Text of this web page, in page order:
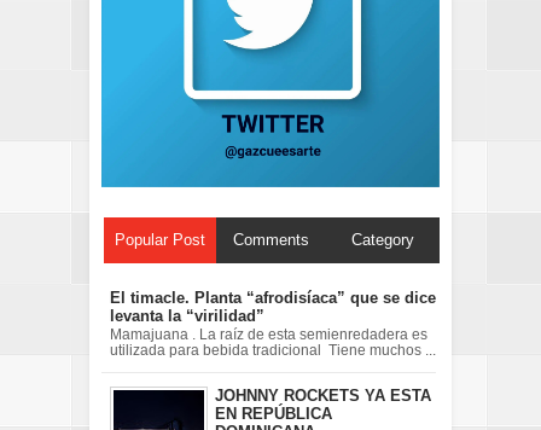
Popular Post Comments Category
El timacle. Planta “afrodisíaca” que se dice
levanta la “virilidad”
Mamajuana . La raíz de esta semienredadera es
utilizada para bebida tradicional Tiene muchos ...
JOHNNY ROCKETS YA ESTA
EN REPÚBLICA